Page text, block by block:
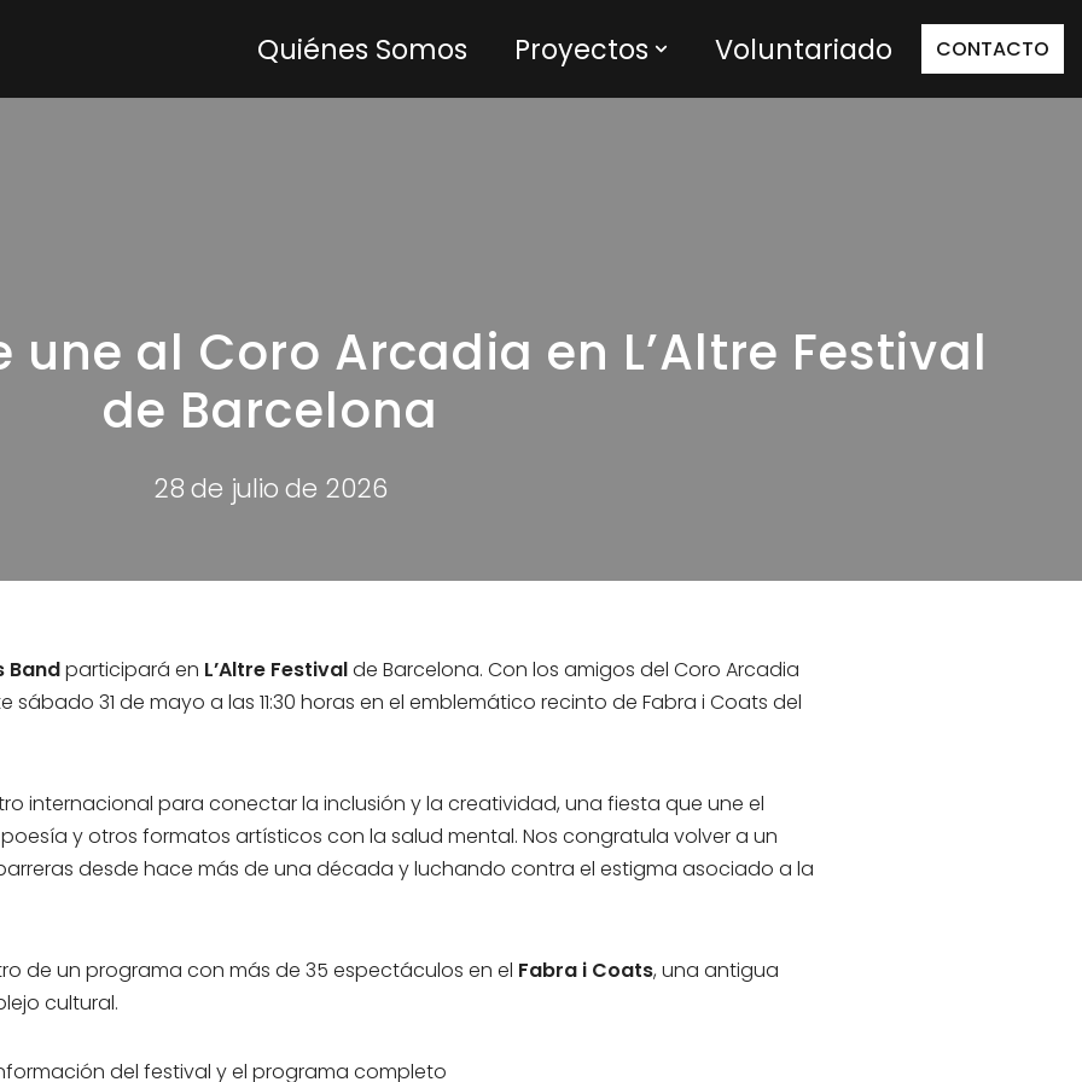
Quiénes Somos Proyectos Voluntariado CONTACTO
une al Coro Arcadia en L’Altre Festival
de Barcelona
28 de julio de 2026
Bandparticipará en L’Altre Festivalde Barcelona. Con los amigos del Coro Arcadia
31 de mayo a las 11:30 horas en el emblemático recinto de Fabra i Coats del
internacional para conectar la inclusión y la creatividad, una fiesta que une el
y otros formatos artísticos con la salud mental. Nos congratula volver a un
desde hace más de una década y luchando contra el estigma asociado a la
de un programa con más de 35 espectáculos en el Fabra i Coats, una antigua
cultural.
del festival y el programa completo